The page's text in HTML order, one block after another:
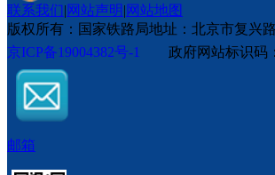
联系我们|网站声明|网站地图
版权所有：国家铁路局地址：北京市复兴
京ICP备19004382号-1
政府网站标识码
邮箱